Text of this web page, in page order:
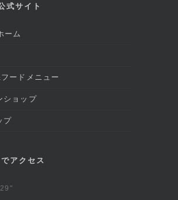
式サイト
ーム
ードメニュー
ショップ
プ
アクセス